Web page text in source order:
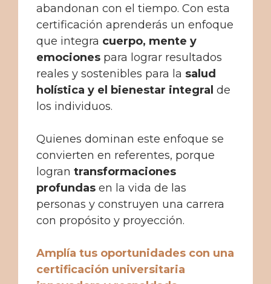
abandonan con el tiempo. Con esta
certificación aprenderás un enfoque
que integra cuerpo, mente y
emociones para lograr resultados
reales y sostenibles para la salud
holística y el bienestar integral de
los individuos.
Quienes dominan este enfoque se
convierten en referentes, porque
logran transformaciones
profundas en la vida de las
personas y construyen una carrera
con propósito y proyección.
Amplía tus oportunidades con una
certificación universitaria